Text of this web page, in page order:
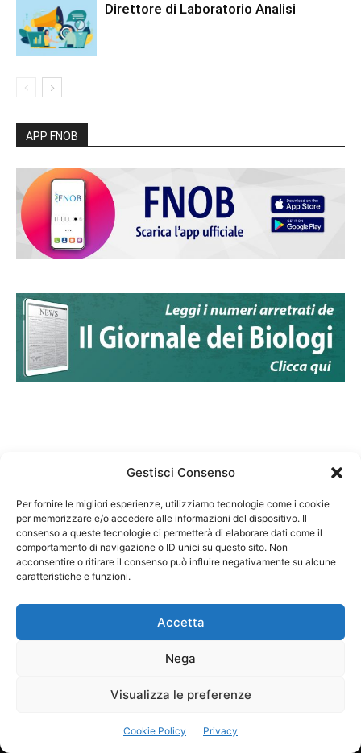
Gestisci Consenso
Per fornire le migliori esperienze, utilizziamo tecnologie come i cookie
per memorizzare e/o accedere alle informazioni del dispositivo. Il
consenso a queste tecnologie ci permetterà di elaborare dati come il
comportamento di navigazione o ID unici su questo sito. Non
acconsentire o ritirare il consenso può influire negativamente su alcune
caratteristiche e funzioni.
Accetta
Nega
Visualizza le preferenze
Cookie Policy Privacy
Direttore di Laboratorio Analisi
APP FNOB
Federazione Nazionale Degli Ordini dei Biologi:
codice fiscale 80069130583
Responsabile sito internet www.fnob.it:
Privacy Policy Cookie Policy
Rights Reserved.